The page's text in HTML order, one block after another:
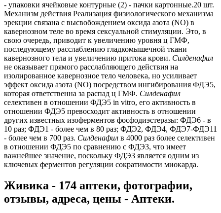
- упаковки ячейковые контурные (2) - пачки картонные.20 шт.
Механизм действия Реализация физиологического механизма
эрекции связана с высвобождением оксида азота (NO) в
кавернозном теле во время сексуальной стимуляции. Это, в
свою очередь, приводит к увеличению уровня ц ГМФ,
последующему расслаблению гладкомышечной ткани
кавернозного тела и увеличению притока крови. Силденафил
не оказывает прямого расслабляющего действия на
изолированное кавернозное тело человека, но усиливает
эффект оксида азота (NO) посредством ингибирования ФДЭ5,
которая ответственна за распад ц ГМФ. Силденафил
селективен в отношении ФДЭ5 in vitro, его активность в
отношении ФДЭ5 превосходит активность в отношении
других известных изоферментов фосфодиэстеразы: ФДЭ6 - в
10 раз; ФДЭ1 - более чем в 80 раз; ФДЭ2, ФДЭ4, ФДЭ7-ФДЭ11
- более чем в 700 раз. Силденафил в 4000 раз более селективен
в отношении ФДЭ5 по сравнению с ФДЭ3, что имеет
важнейшее значение, поскольку ФДЭ3 является одним из
ключевых ферментов регуляции сократимости миокарда.
Живика - 174 аптеки, фотографии,
отзывы, адреса, цены - Аптеки.